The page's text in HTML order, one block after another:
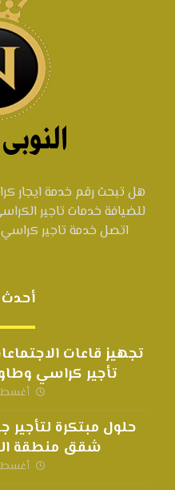
هل تبحث رقم خدمة ايجار
للضيافة خدمات تاجير
اتصل خدمة تاجير كراسي
أحدث
تجهيز قاعات
تأجير كراسي
أغسطس
حلول مبتكرة
شقق منطقة
أغسطس